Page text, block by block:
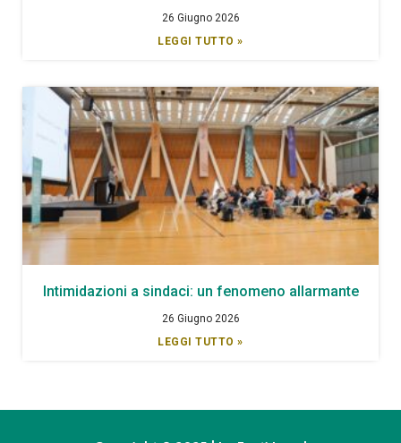
26 Giugno 2026
LEGGI TUTTO »
Intimidazioni a sindaci: un fenomeno allarmante
26 Giugno 2026
LEGGI TUTTO »